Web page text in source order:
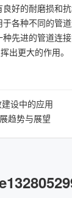
好的耐磨损和
各种不同的管
先进的管道连
出更大的作用。
设中的应用
趋势与展望